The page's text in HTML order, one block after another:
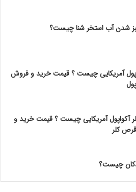
شدن آب استخر شنا چیست؟
آمریکایی چیست ؟ قیمت خرید و فروش
آکواپول آمریکایی چیست ؟ قیمت خرید و
کلر
چیست؟